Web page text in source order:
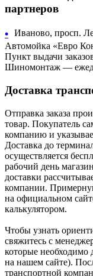
партнеров
• Иваново, просп.
Автомойка «Евро
Пункт выдачи
Шиномонтаж —
Доставка
Отправка заказа
товар. Покупатель
компанию и
Доставка до
осуществляется
рабочий день
доставки
компании.
на официальном
калькулятором.
Чтобы узнать
свяжитесь с
которые необходимо
на нашем сайте).
транспортной